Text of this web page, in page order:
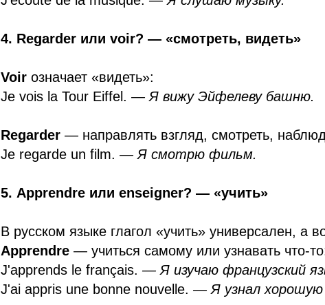
4. Regarder или voir? — «смотреть, видеть»
Voir означает «видеть»:
Je vois la Tour Eiffel. — Я вижу Эйфелеву башню.
Regarder — направлять взгляд, смотреть,
Je regarde un film. — Я смотрю фильм.
5. Apprendre или enseigner? — «учить»
В русском языке глагол «учить» универсален, а
Apprendre — учиться самому или узнавать что-
J'apprends le français. — Я изучаю французский
J'ai appris une bonne nouvelle. — Я узнал хорошую